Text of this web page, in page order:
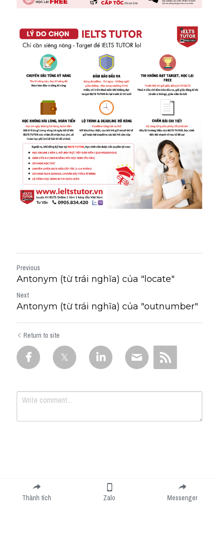
Previous
Antonym (từ trái nghĩa) của "locate"
Next
Antonym (từ trái nghĩa) của "outnumber"
Return to site
Submit
Thành tích Zalo Messenger